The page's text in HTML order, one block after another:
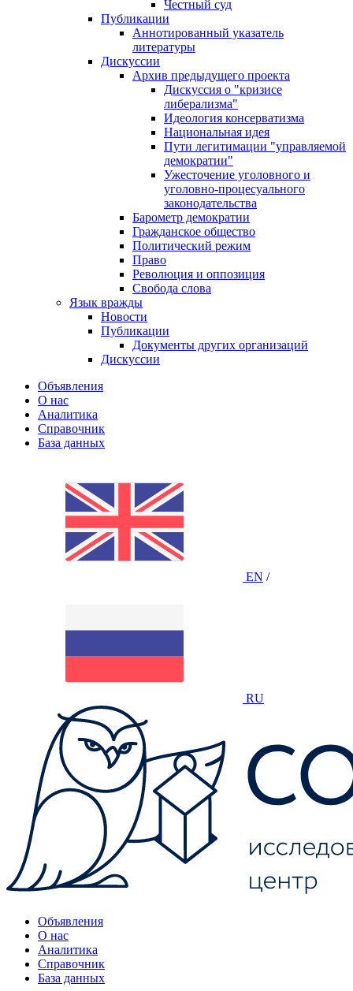
Честный суд
Публикации
Аннотированный указатель
литературы
Дискуссии
Архив предыдущего проекта
Дискуссия о "кризисе
либерализма"
Идеология консерватизма
Национальная идея
Пути легитимации "управляемой
демократии"
Ужесточение уголовного и
уголовно-процесуального
законодательства
Барометр демократии
Гражданское общество
Политический режим
Право
Революция и оппозиция
Свобода слова
Язык вражды
Новости
Публикации
Документы других организаций
Дискуссии
Объявления
О нас
Аналитика
Справочник
База данных
EN /
RU
Объявления
О нас
Аналитика
Справочник
База данных